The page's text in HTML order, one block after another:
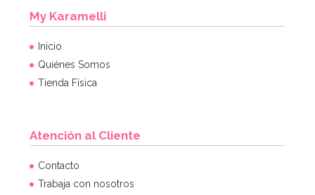
My Karamelli
Inicio
Quiénes Somos
Tienda Física
Atención al Cliente
Contacto
Trabaja con nosotros